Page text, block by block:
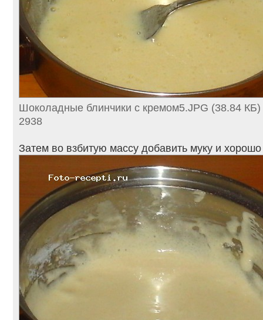
Шоколадные блинчики с кремом5.JPG (38.84
2938
Затем во взбитую массу добавить муку и